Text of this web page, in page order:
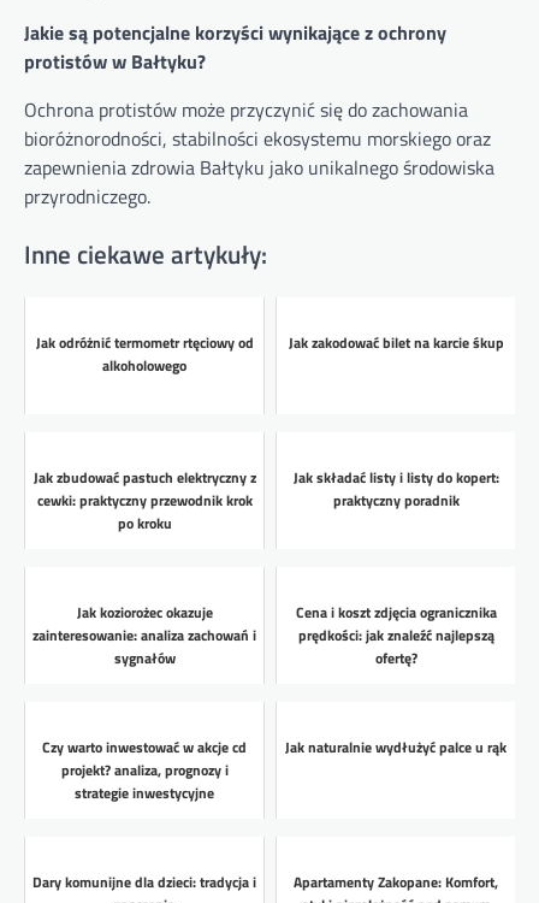
Jakie są potencjalne korzyści wynikające z ochrony
protistów w Bałtyku?
Ochrona protistów może przyczynić się do zachowania
bioróżnorodności, stabilności ekosystemu morskiego oraz
zapewnienia zdrowia Bałtyku jako unikalnego środowiska
przyrodniczego.
Inne ciekawe artykuły:
Jak odróżnić termometr rtęciowy od
alkoholowego
Jak zakodować bilet na karcie śkup
Jak zbudować pastuch elektryczny z
cewki: praktyczny przewodnik krok
po kroku
Jak składać listy i listy do kopert:
praktyczny poradnik
Jak koziorożec okazuje
zainteresowanie: analiza zachowań i
sygnałów
Cena i koszt zdjęcia ogranicznika
prędkości: jak znaleźć najlepszą
ofertę?
Czy warto inwestować w akcje cd
projekt? analiza, prognozy i
strategie inwestycyjne
Jak naturalnie wydłużyć palce u rąk
Dary komunijne dla dzieci: tradycja i
Apartamenty Zakopane: Komfort,